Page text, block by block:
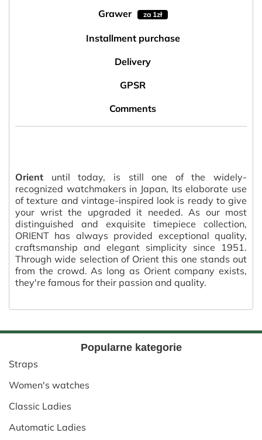
Grawer
za 1zł
Installment purchase
Delivery
GPSR
Comments
Orient until today, is still one of the widely-
recognized watchmakers in Japan, Its elaborate use
of texture and vintage-inspired look is ready to give
your wrist the upgraded it needed. As our most
distinguished and exquisite timepiece collection,
ORIENT has always provided exceptional quality,
craftsmanship and elegant simplicity since 1951.
Through wide selection of Orient this one stands out
from the crowd. As long as Orient company exists,
they're famous for their passion and quality.
Popularne kategorie
Straps
Women's watches
Classic Ladies
Automatic Ladies